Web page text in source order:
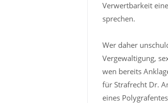
Verwertbarkeit
sprechen.
Wer daher
Vergewaltigung,
wen bereits
für Strafrecht Dr.
eines